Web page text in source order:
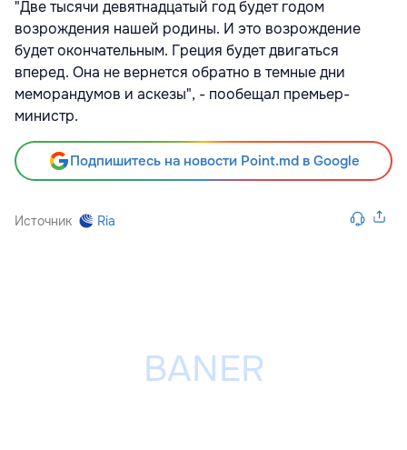
"Две тысячи девятнадцатый год будет годом
возрождения нашей родины. И это возрождение
будет окончательным. Греция будет двигаться
вперед. Она не вернется обратно в темные дни
меморандумов и аскезы", - пообещал премьер-
министр.
Подпишитесь на новости Point.md в Google
Источник Ria